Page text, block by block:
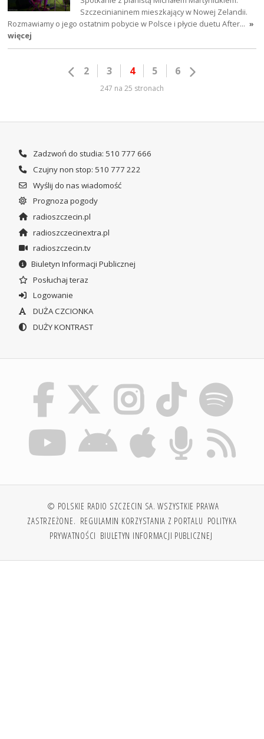
Szczecinianinem mieszkający w Nowej Zelandii.
Rozmawiamy o jego ostatnim pobycie w Polsce i płycie duetu After… »
więcej
2 3 4 5 6
247 na 25 stronach
Zadzwoń do studia: 510 777 666
Czujny non stop: 510 777 222
Wyślij do nas wiadomość
Prognoza pogody
radioszczecin.pl
radioszczecinextra.pl
radioszczecin.tv
Biuletyn Informacji Publicznej
Posłuchaj teraz
Logowanie
DUŻA CZCIONKA
DUŻY KONTRAST
© POLSKIE RADIO SZCZECIN SA. WSZYSTKIE PRAWA
ZASTRZEŻONE. REGULAMIN KORZYSTANIA Z PORTALU POLITYKA
PRYWATNOŚCI BIULETYN INFORMACJI PUBLICZNEJ